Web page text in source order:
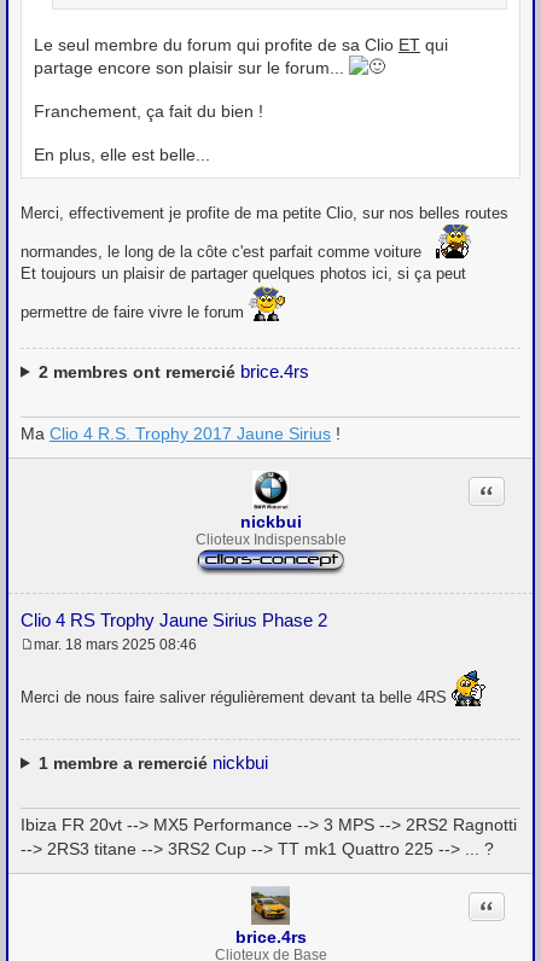
Le seul membre du forum qui profite de sa Clio ET qui
partage encore son plaisir sur le forum...
Franchement, ça fait du bien !
En plus, elle est belle...
Merci, effectivement je profite de ma petite Clio, sur nos belles routes
normandes, le long de la côte c'est parfait comme voiture
Et toujours un plaisir de partager quelques photos ici, si ça peut
permettre de faire vivre le forum
2membres ont remercié brice.4rs
Ma Clio 4 R.S. Trophy 2017 Jaune Sirius !
nickbui
Clioteux Indispensable
Clio 4 RS Trophy Jaune Sirius Phase 2
Citation
s
g
e
mar. 18 mars 2025 08:46
Merci de nous faire saliver régulièrement devant ta belle 4RS
1membre a remercié nickbui
Ibiza FR 20vt --> MX5 Performance --> 3 MPS --> 2RS2 Ragnotti
--> 2RS3 titane --> 3RS2 Cup --> TT mk1 Quattro 225 --> ... ?
brice.4rs
Clioteux de Base
Citation